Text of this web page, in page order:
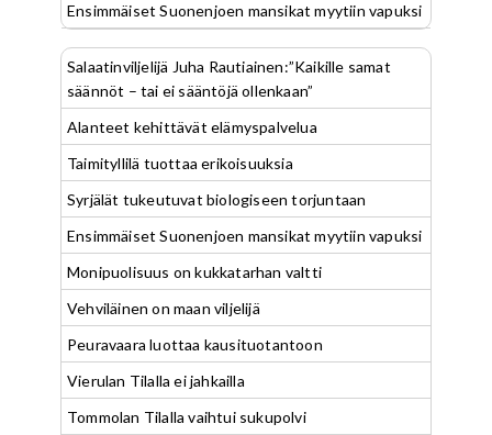
Ensimmäiset Suonenjoen mansikat myytiin vapuksi
Salaatinviljelijä Juha Rautiainen:”Kaikille samat
säännöt – tai ei sääntöjä ollenkaan”
Alanteet kehittävät elämyspalvelua
Taimityllilä tuottaa erikoisuuksia
Syrjälät tukeutuvat biologiseen torjuntaan
Ensimmäiset Suonenjoen mansikat myytiin vapuksi
Monipuolisuus on kukkatarhan valtti
Vehviläinen on maan viljelijä
Peuravaara luottaa kausituotantoon
Vierulan Tilalla ei jahkailla
Tommolan Tilalla vaihtui sukupolvi